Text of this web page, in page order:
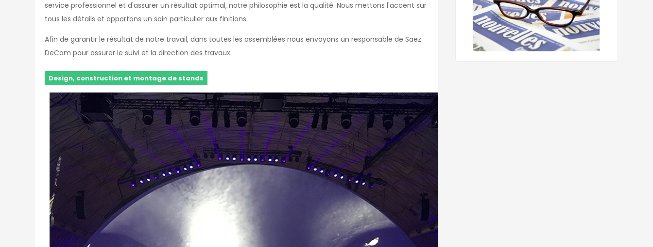
service professionnel et d'assurer un résultat optimal, notre philosophie est la qualité. Nous mettons l'accent sur
tous les détails et apportons un soin particulier aux finitions.
Afin de garantir le résultat de notre travail, dans toutes les assemblées nous envoyons un responsable de Saez
DeCom pour assurer le suivi et la direction des travaux.
Design, construction et montage de stands